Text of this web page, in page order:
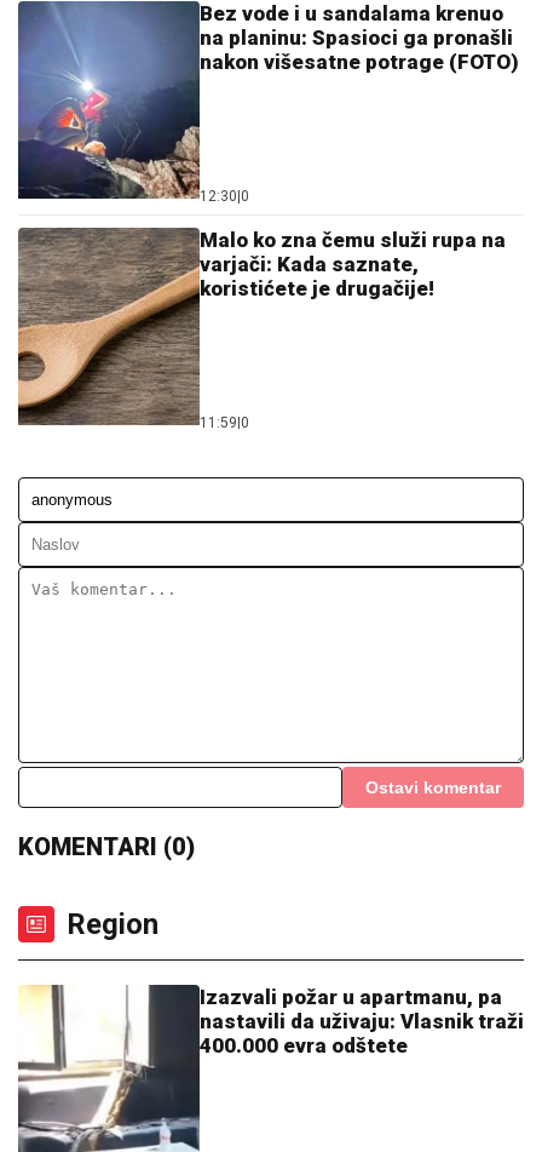
Bez vode i u sandalama krenuo
na planinu: Spasioci ga pronašli
nakon višesatne potrage (FOTO)
12:30 0
Malo ko zna čemu služi rupa na
varjači: Kada saznate,
koristićete je drugačije!
11:59 0
Ostavi komentar
KOMENTARI (0)
Region
Izazvali požar u apartmanu, pa
nastavili da uživaju: Vlasnik traži
400.000 evra odštete